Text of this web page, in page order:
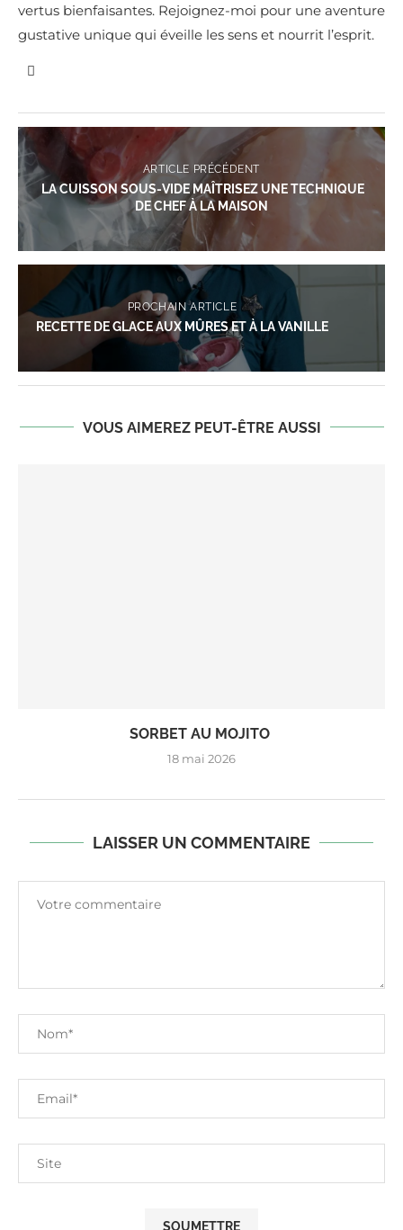
vertus bienfaisantes. Rejoignez-moi pour une aventure
gustative unique qui éveille les sens et nourrit l’esprit.
ARTICLE PRÉCÉDENT
LA CUISSON SOUS-VIDE MAÎTRISEZ UNE TECHNIQUE
DE CHEF À LA MAISON
PROCHAIN ARTICLE
RECETTE DE GLACE AUX MÛRES ET À LA VANILLE
VOUS AIMEREZ PEUT-ÊTRE AUSSI
SORBET AU MOJITO
18 mai 2026
LAISSER UN COMMENTAIRE